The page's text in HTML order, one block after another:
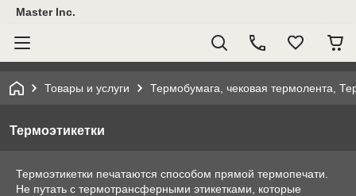
Master Inc.
Товары и услуги Термобумага, чековая термолента,
Термоэтикетки
Термоэтикетки печатаются способом прямой термопечати.
Не путать с термотрансферными этикетками, которые